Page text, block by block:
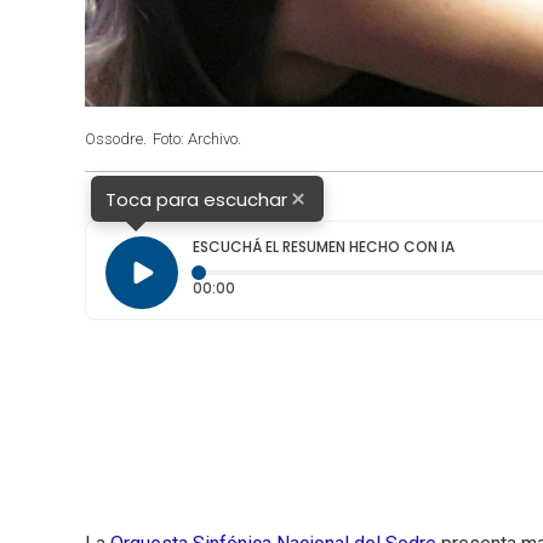
Ossodre. Foto: Archivo.
Toca para escuchar×
ESCUCHÁ EL RESUMEN HECHO CON IA
00:00